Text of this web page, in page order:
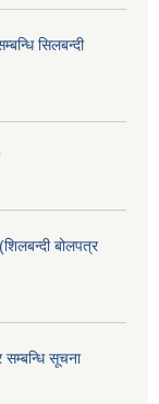
सिलबन्दी
बोलपत्र
सूचना